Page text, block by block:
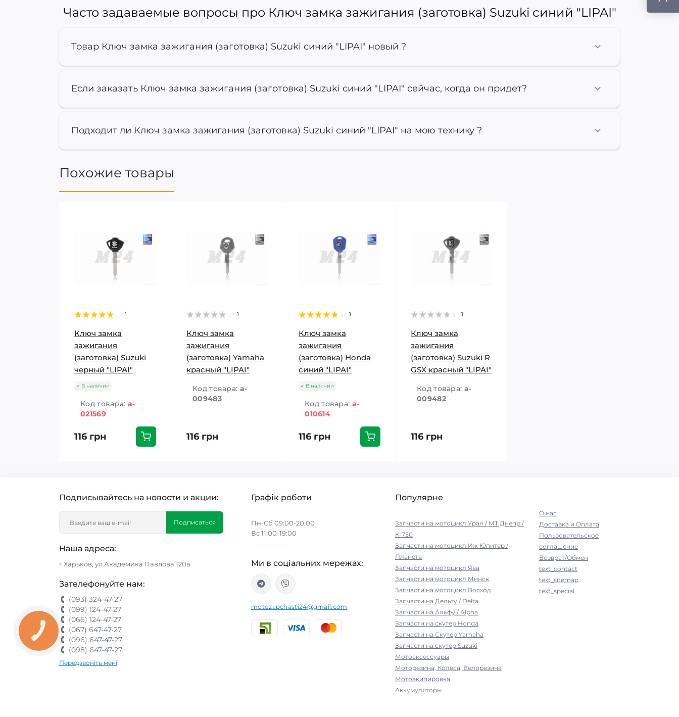
Часто задаваемые вопросы про Ключ замка зажигания (заготовка) Suzuki синий "LIPAI"
Товар Ключ замка зажигания (заготовка) Suzuki синий "LIPAI" новый ?
Если заказать Ключ замка зажигания (заготовка) Suzuki синий "LIPAI" сейчас, когда он придет?
Подходит ли Ключ замка зажигания (заготовка) Suzuki синий "LIPAI" на мою технику ?
Похожие товары
1
Ключ замка
зажигания
(заготовка) Suzuki
черный "LIPAI"
В наличии
Код товара: a-
021569
116 грн
1
Ключ замка
зажигания
(заготовка) Yamaha
красный "LIPAI"
Код товара: a-
009483
116 грн
1
Ключ замка
зажигания
(заготовка) Honda
синий "LIPAI"
В наличии
Код товара: a-
010614
116 грн
1
Ключ замка
зажигания
(заготовка) Suzuki R
GSX красный "LIPAI"
Код товара: a-
009482
116 грн
Подписывайтесь на новости и акции:
Подписаться
Наша адреса:
г.Харьков, ул.Академика Павлова,120а
Зателефонуйте нам:
(093) 324-47-27
(099) 124-47-27
(066) 124-47-27
(067) 647-47-27
(096) 647-47-27
(098) 647-47-27
Передзвоніть мені
Графік роботи
Пн-Сб 09:00-20:00
Вс 11:00-19:00
Ми в соціальних мережах:
motozapchasti24@gmail.com
Популярне
Запчасти на мотоцикл Урал / МТ Днепр /
К-750
Запчасти на мотоцикл Иж Юпитер /
Планета
Запчасти на мотоцикл Ява
Запчасти на мотоцикл Минск
Запчасти на мотоцикл Восход
Запчасти на Дельту / Delta
Запчасти на Альфу / Alpha
Запчасти на скутер Honda
Запчасти на Скутер Yamaha
Запчасти на скутер Suzuki
Мотоаксессуары
Моторезина, Колеса, Велорезина
Мотоэкипировка
Аккумуляторы
О нас
Доставка и Оплата
Пользовательское
соглашение
Возврат/Обмен
text_contact
text_sitemap
text_special